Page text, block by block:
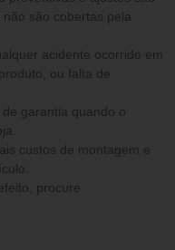
são cobertas pela
ou falta de
custos de montagem e
procure